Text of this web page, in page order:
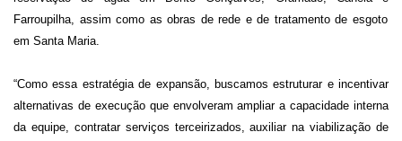
Farroupilha, assim como as obras de rede e de tratamento de esgoto
em Santa Maria.
“Comoessa estratégia de expansão, buscamos estruturar e incentivar
alternativas de execução que envolveram ampliar a capacidade interna
da equipe, contratar serviços terceirizados, auxiliar na viabilização de